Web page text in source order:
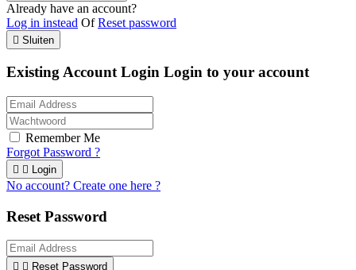
Already have an account?
Log in instead OfReset password
 Sluiten
Existing Account Login Login to your account
Remember Me
Forgot Password ?
  Login
No account? Create one here ?
Reset Password
  Reset Password